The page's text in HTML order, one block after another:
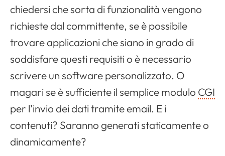
chiedersi che sorta di funzionalità vengono
richieste dal committente, se è possibile
trovare applicazioni che siano in grado di
soddisfare questi requisiti o è necessario
scrivere un software personalizzato. O
magari se è sufficiente il semplice modulo CGI
per l’invio dei dati tramite email. E i
contenuti? Saranno generati staticamente o
dinamicamente?